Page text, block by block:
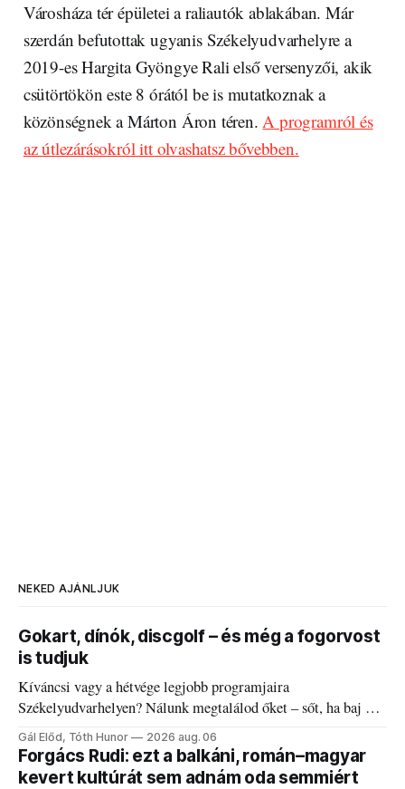
Városháza tér épületei a raliautók ablakában. Már
szerdán befutottak ugyanis Székelyudvarhelyre a
2019-es Hargita Gyöngye Rali első versenyzői, akik
csütörtökön este 8 órától be is mutatkoznak a
közönségnek a Márton Áron téren.A programról és
az útlezárásokról itt olvashatsz bővebben.
NEKED AJÁNLJUK
Gokart, dínók, discgolf – és még a fogorvost
is tudjuk
Kíváncsi vagy a hétvége legjobb programjaira
Székelyudvarhelyen? Nálunk megtalálod őket – sőt, ha baj van
a fogaddal, a fogorvosi ügyeletet is!
Gál Előd, Tóth Hunor 2026 aug. 06
Forgács Rudi: ezt a balkáni, román–magyar
kevert kultúrát sem adnám oda semmiért